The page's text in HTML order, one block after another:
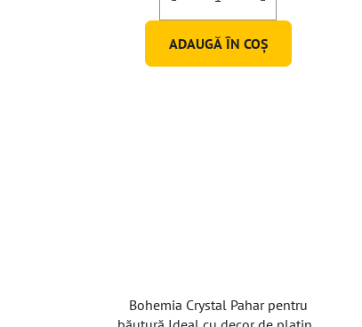
ADAUGĂ ÎN COŞ
Bohemia Crystal Pahar pentru